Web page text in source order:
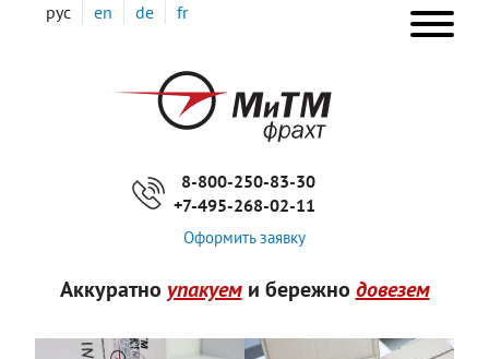
Перейти
8-800-250-83-30
+7-495-268-02-11
Оформить заявку
рус en de fr
Аккуратно упакуем и бережно довезем